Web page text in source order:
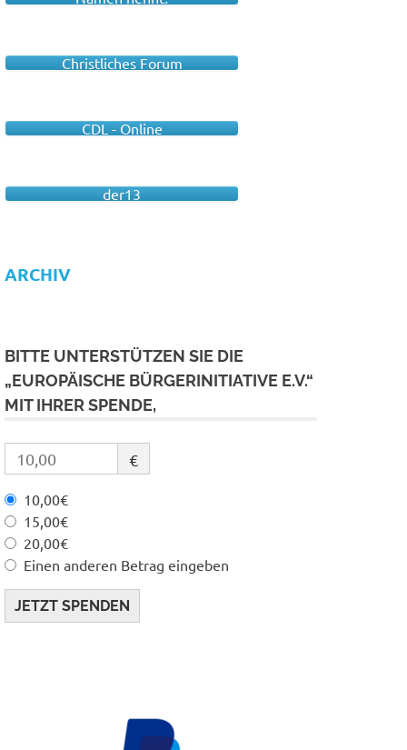
Christliches Forum
CDL - Online
der13
ARCHIV
BITTE UNTERSTÜTZEN SIE DIE
„EUROPÄISCHE BÜRGERINITIATIVE E.V.“
MIT IHRER SPENDE,
€
10,00€
15,00€
20,00€
Einen anderen Betrag eingeben
JETZT SPENDEN